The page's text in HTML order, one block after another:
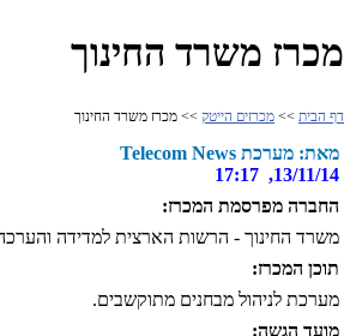
מכרז משרד החינוך
דף הבית >> מכרזים הייטק >> מכרז משרד החינוך
מאת: מערכת Telecom News
13/11/14, 17:17
החברה מפרסמת המכרז:
משרד החינוך - הרשות הארצית למדידה
תוכן המכרז:
מערכת לניהול מבחנים מתוקשבים.
מועד הגשה: